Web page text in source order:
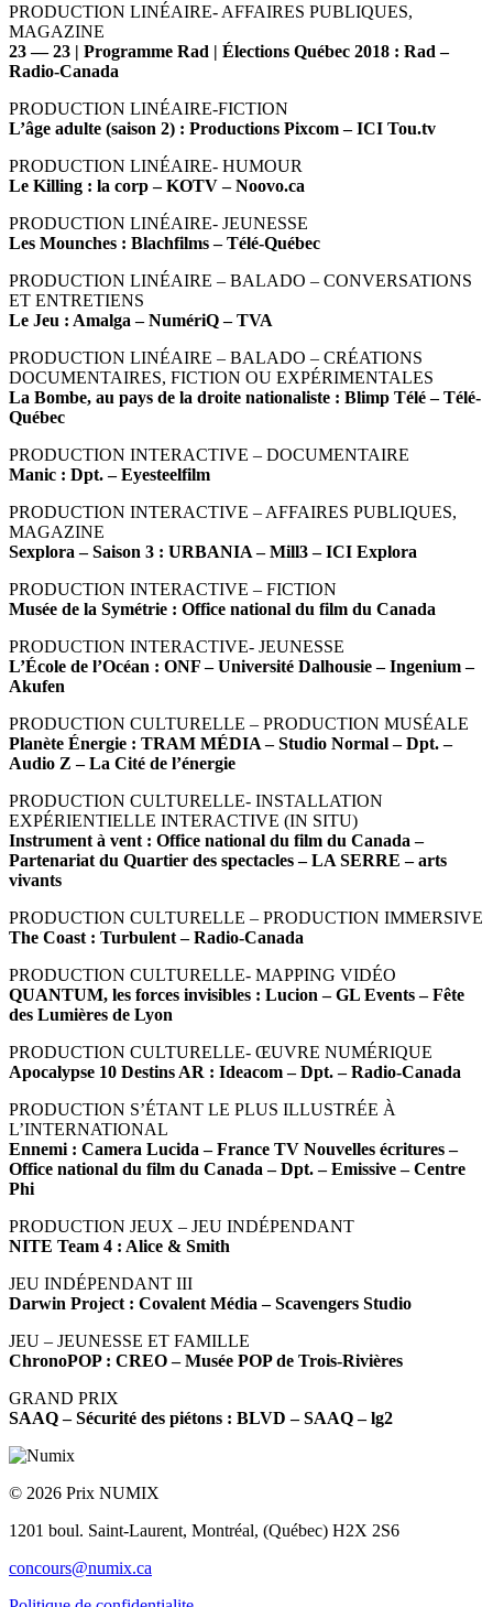
PRODUCTION LINÉAIRE- AFFAIRES PUBLIQUES,
MAGAZINE
23 — 23 | Programme Rad | Élections Québec 2018 : Rad –
Radio-Canada
PRODUCTION LINÉAIRE-FICTION
L’âge adulte (saison 2) : Productions Pixcom – ICI Tou.tv
PRODUCTION LINÉAIRE- HUMOUR
Le Killing : la corp – KOTV – Noovo.ca
PRODUCTION LINÉAIRE- JEUNESSE
Les Mounches : Blachfilms – Télé-Québec
PRODUCTION LINÉAIRE – BALADO – CONVERSATIONS
ET ENTRETIENS
Le Jeu : Amalga – NumériQ – TVA
PRODUCTION LINÉAIRE – BALADO – CRÉATIONS
DOCUMENTAIRES, FICTION OU EXPÉRIMENTALES
La Bombe, au pays de la droite nationaliste : Blimp Télé – Télé-
Québec
PRODUCTION INTERACTIVE – DOCUMENTAIRE
Manic : Dpt. – Eyesteelfilm
PRODUCTION INTERACTIVE – AFFAIRES PUBLIQUES,
MAGAZINE
Sexplora – Saison 3 : URBANIA – Mill3 – ICI Explora
PRODUCTION INTERACTIVE – FICTION
Musée de la Symétrie : Office national du film du Canada
PRODUCTION INTERACTIVE- JEUNESSE
L’École de l’Océan : ONF – Université Dalhousie – Ingenium –
Akufen
PRODUCTION CULTURELLE – PRODUCTION MUSÉALE
Planète Énergie : TRAM MÉDIA – Studio Normal – Dpt. –
Audio Z – La Cité de l’énergie
PRODUCTION CULTURELLE- INSTALLATION
EXPÉRIENTIELLE INTERACTIVE (IN SITU)
Instrument à vent : Office national du film du Canada –
Partenariat du Quartier des spectacles – LA SERRE – arts
vivants
PRODUCTION CULTURELLE – PRODUCTION IMMERSIVE
The Coast : Turbulent – Radio-Canada
PRODUCTION CULTURELLE- MAPPING VIDÉO
QUANTUM, les forces invisibles : Lucion – GL Events – Fête
des Lumières de Lyon
PRODUCTION CULTURELLE- ŒUVRE NUMÉRIQUE
Apocalypse 10 Destins AR : Ideacom – Dpt. – Radio-Canada
PRODUCTION S’ÉTANT LE PLUS ILLUSTRÉE À
L’INTERNATIONAL
Ennemi : Camera Lucida – France TV Nouvelles écritures –
Office national du film du Canada – Dpt. – Emissive – Centre
Phi
PRODUCTION JEUX – JEU INDÉPENDANT
NITE Team 4 : Alice & Smith
JEU INDÉPENDANT III
Darwin Project : Covalent Média – Scavengers Studio
JEU – JEUNESSE ET FAMILLE
ChronoPOP : CREO – Musée POP de Trois-Rivières
GRAND PRIX
SAAQ – Sécurité des piétons : BLVD – SAAQ – lg2
© 2026 Prix NUMIX
1201 boul. Saint-Laurent, Montréal, (Québec) H2X 2S6
concours@numix.ca